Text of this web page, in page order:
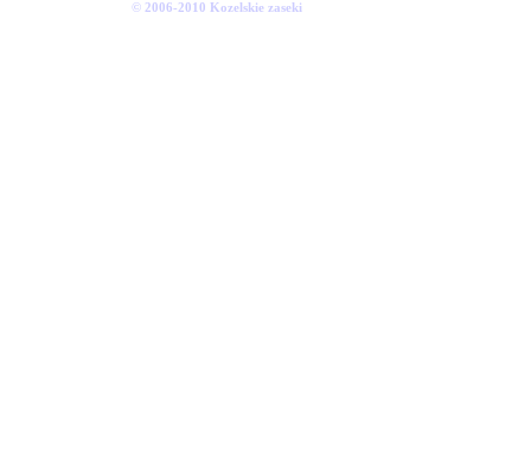
© 2006-2010 Kozelskie zaseki